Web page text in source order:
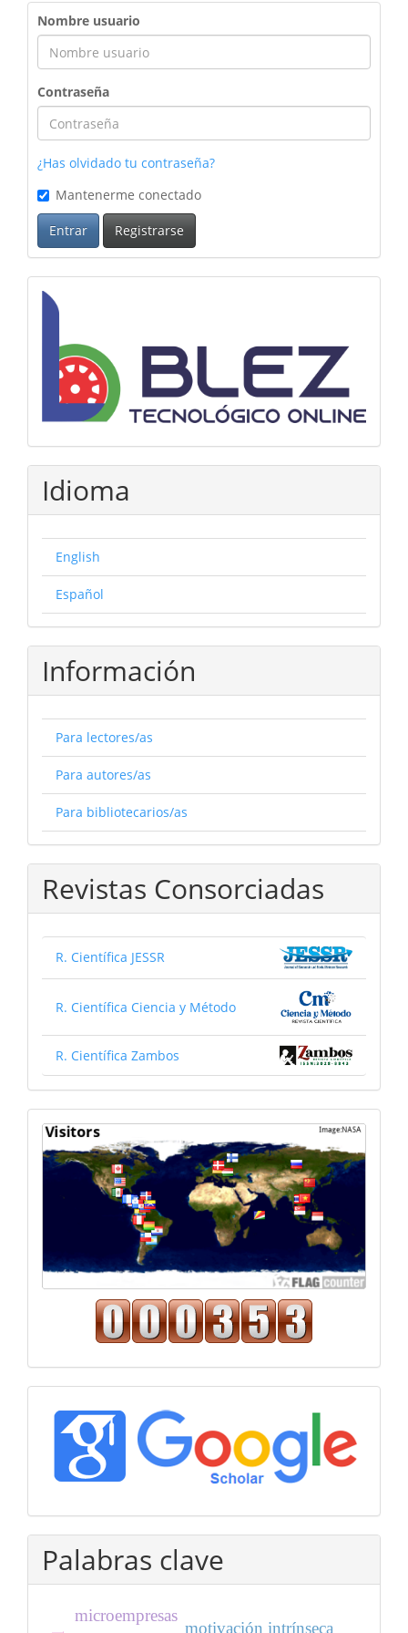
Nombre usuario
Contraseña
¿Has olvidado tu contraseña?
Mantenerme conectado
Entrar Registrarse
logoblez
Idioma
English
Español
Información
Para lectores/as
Para autores/as
Para bibliotecarios/as
Revistas Consorciadas
R. Científica JESSR
R. Científica Ciencia y Método
R. Científica Zambos
mapa
Google
Académico
Palabras clave
motivación intrínseca
microempresas